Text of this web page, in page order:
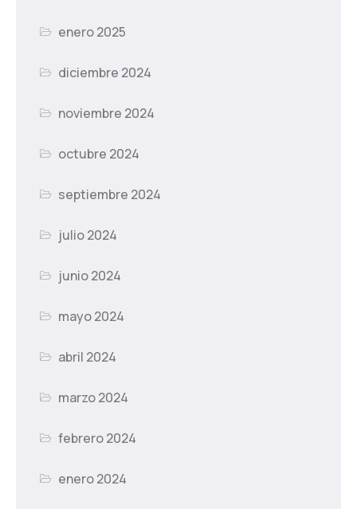
enero 2025
diciembre 2024
noviembre 2024
octubre 2024
septiembre 2024
julio 2024
junio 2024
mayo 2024
abril 2024
marzo 2024
febrero 2024
enero 2024